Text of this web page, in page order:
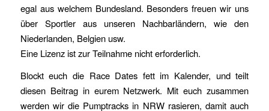
egal aus welchem Bundesland. Besonders freuen wir uns
über Sportler aus unseren Nachbarländern, wie den
Niederlanden, Belgien usw.
Eine Lizenz ist zur Teilnahme nicht erforderlich.
Blockt euch die Race Dates fett im Kalender, und teilt
diesen Beitrag in eurem Netzwerk. Mit euch zusammen
werden wir die Pumptracks in NRW rasieren, damit auch